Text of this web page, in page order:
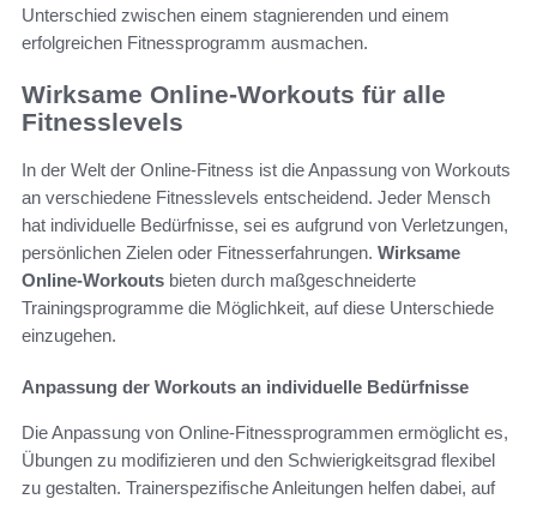
Unterschied zwischen einem stagnierenden und einem
erfolgreichen Fitnessprogramm ausmachen.
Wirksame Online-Workouts für alle
Fitnesslevels
In der Welt der Online-Fitness ist die Anpassung von Workouts
an verschiedene Fitnesslevels entscheidend. Jeder Mensch
hat individuelle Bedürfnisse, sei es aufgrund von Verletzungen,
persönlichen Zielen oder Fitnesserfahrungen. Wirksame
Online-Workouts bieten durch maßgeschneiderte
Trainingsprogramme die Möglichkeit, auf diese Unterschiede
einzugehen.
Anpassung der Workouts an individuelle Bedürfnisse
Die Anpassung von Online-Fitnessprogrammen ermöglicht es,
Übungen zu modifizieren und den Schwierigkeitsgrad flexibel
zu gestalten. Trainerspezifische Anleitungen helfen dabei, auf